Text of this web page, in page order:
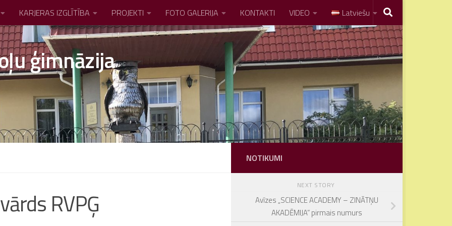
KARJERAS IZGLĪTĪBA PROJEKTI FOTO GALERIJA KONTAKTI VIDEO Latviešu
ģimnāzija
RVPĢ
NOTIKUMI
NEXT STORY
Avīzes „SCIENCE ACADEMY – ZINĀTŅU
AKADĒMIJA” pirmais numurs